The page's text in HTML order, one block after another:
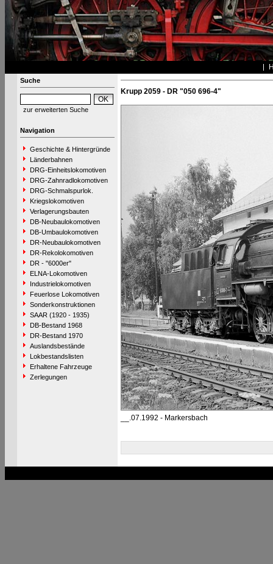
Suche
zur erweiterten Suche
Navigation
Geschichte & Hintergründe
Länderbahnen
DRG-Einheitslokomotiven
DRG-Zahnradlokomotiven
DRG-Schmalspurlok.
Kriegslokomotiven
Verlagerungsbauten
DB-Neubaulokomotiven
DB-Umbaulokomotiven
DR-Neubaulokomotiven
DR-Rekolokomotiven
DR - "6000er"
ELNA-Lokomotiven
Industrielokomotiven
Feuerlose Lokomotiven
Sonderkonstruktionen
SAAR (1920 - 1935)
DB-Bestand 1968
DR-Bestand 1970
Auslandsbestände
Lokbestandslisten
Erhaltene Fahrzeuge
Zerlegungen
Krupp 2059 - DR "050 696-4"
__.07.1992 - Markersbach